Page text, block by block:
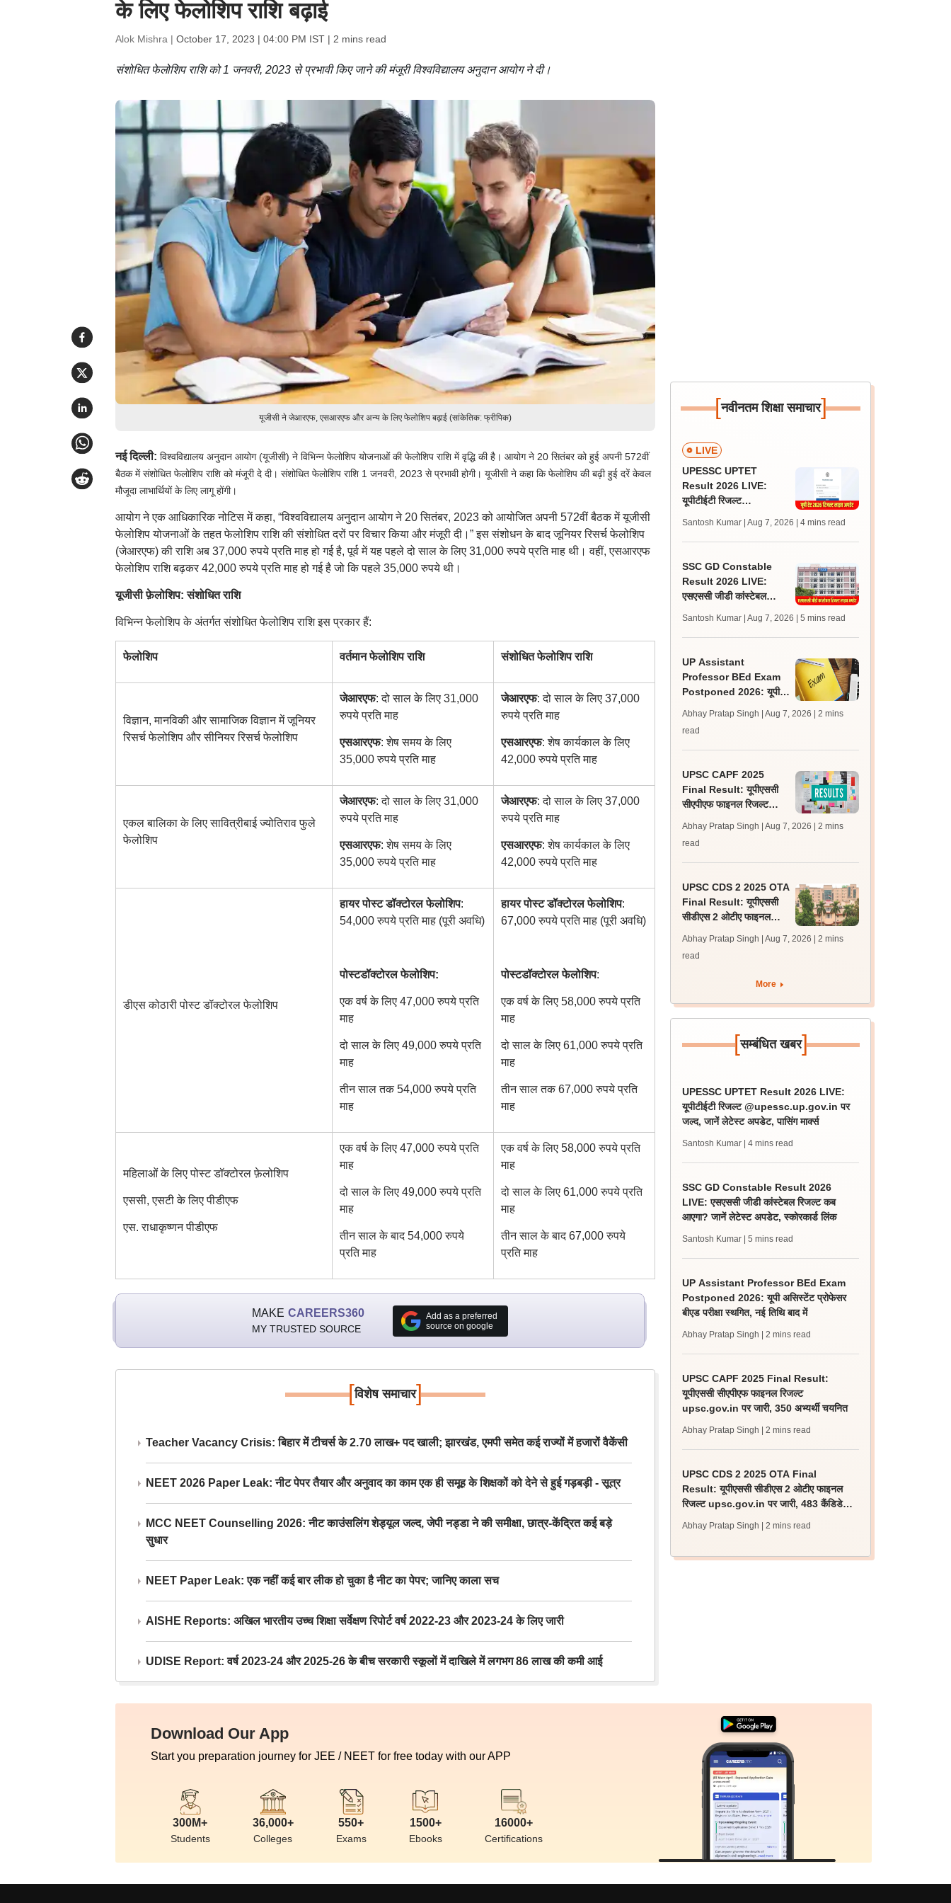
के लिए फेलोशिप राशि बढ़ाई
Alok Mishra | October 17, 2023 | 04:00 PM IST| 2 mins read
संशोधित फेलोशिप राशि को 1 जनवरी, 2023 से प्रभावी किए जाने की मंजूरी विश्वविद्यालय अनुदान आयोग ने दी।
यूजीसी ने जेआरएफ, एसआरएफ और अन्य के लिए फेलोशिप बढ़ाई (सांकेतिक: फ्रीपिक)
नई दिल्ली: विश्वविद्यालय अनुदान आयोग (यूजीसी) ने विभिन्न फेलोशिप योजनाओं की फेलोशिप राशि में वृद्धि की है। आयोग ने 20 सितंबर को हुई अपनी 572वीं
बैठक में संशोधित फेलोशिप राशि को मंजूरी दे दी। संशोधित फेलोशिप राशि 1 जनवरी, 2023 से प्रभावी होगी। यूजीसी ने कहा कि फेलोशिप की बढ़ी हुई दरें केवल
मौजूदा लाभार्थियों के लिए लागू होंगी।
आयोग ने एक आधिकारिक नोटिस में कहा, “विश्वविद्यालय अनुदान आयोग ने 20 सितंबर, 2023 को आयोजित अपनी 572वीं बैठक में यूजीसी
फेलोशिप योजनाओं के तहत फेलोशिप राशि की संशोधित दरों पर विचार किया और मंजूरी दी।” इस संशोधन के बाद जूनियर रिसर्च फेलोशिप
(जेआरएफ) की राशि अब 37,000 रुपये प्रति माह हो गई है, पूर्व में यह पहले दो साल के लिए 31,000 रुपये प्रति माह थी। वहीं, एसआरएफ
फेलोशिप राशि बढ़कर 42,000 रुपये प्रति माह हो गई है जो कि पहले 35,000 रुपये थी।
यूजीसी फ़ेलोशिप: संशोधित राशि
विभिन्न फेलोशिप के अंतर्गत संशोधित फेलोशिप राशि इस प्रकार हैं:
फेलोशिप वर्तमान फेलोशिप राशि संशोधित फेलोशिप राशि
विज्ञान, मानविकी और सामाजिक विज्ञान में जूनियर
रिसर्च फेलोशिप और सीनियर रिसर्च फेलोशिप
जेआरएफ: दो साल के लिए 31,000
रुपये प्रति माह
एसआरएफ: शेष समय के लिए
35,000 रुपये प्रति माह
जेआरएफ: दो साल के लिए 37,000
रुपये प्रति माह
एसआरएफ: शेष कार्यकाल के लिए
42,000 रुपये प्रति माह
एकल बालिका के लिए सावित्रीबाई ज्योतिराव फुले
फेलोशिप
जेआरएफ: दो साल के लिए 31,000
रुपये प्रति माह
एसआरएफ: शेष समय के लिए
35,000 रुपये प्रति माह
जेआरएफ: दो साल के लिए 37,000
रुपये प्रति माह
एसआरएफ: शेष कार्यकाल के लिए
42,000 रुपये प्रति माह
डीएस कोठारी पोस्ट डॉक्टोरल फेलोशिप
हायर पोस्ट डॉक्टोरल फेलोशिप:
54,000 रुपये प्रति माह (पूरी अवधि)
पोस्टडॉक्टोरल फेलोशिप:
एक वर्ष के लिए 47,000 रुपये प्रति
माह
दो साल के लिए 49,000 रुपये प्रति
माह
तीन साल तक 54,000 रुपये प्रति
माह
हायर पोस्ट डॉक्टोरल फेलोशिप:
67,000 रुपये प्रति माह (पूरी अवधि)
पोस्टडॉक्टोरल फेलोशिप:
एक वर्ष के लिए 58,000 रुपये प्रति
माह
दो साल के लिए 61,000 रुपये प्रति
माह
तीन साल तक 67,000 रुपये प्रति
माह
महिलाओं के लिए पोस्ट डॉक्टोरल फ़ेलोशिप
एससी, एसटी के लिए पीडीएफ
एस. राधाकृष्णन पीडीएफ
एक वर्ष के लिए 47,000 रुपये प्रति
माह
दो साल के लिए 49,000 रुपये प्रति
माह
तीन साल के बाद 54,000 रुपये
प्रति माह
एक वर्ष के लिए 58,000 रुपये प्रति
माह
दो साल के लिए 61,000 रुपये प्रति
माह
तीन साल के बाद 67,000 रुपये
प्रति माह
MAKE CAREERS360
MY TRUSTED SOURCE
Add as a preferred
source on google
[विशेष समाचार]
Teacher Vacancy Crisis: बिहार में टीचर्स के 2.70 लाख+ पद खाली; झारखंड, एमपी समेत कई राज्यों में हजारों वैकेंसी
NEET 2026 Paper Leak: नीट पेपर तैयार और अनुवाद का काम एक ही समूह के शिक्षकों को देने से हुई गड़बड़ी - सूत्र
MCC NEET Counselling 2026: नीट काउंसलिंग शेड्यूल जल्द, जेपी नड्डा ने की समीक्षा, छात्र-केंद्रित कई बड़े
सुधार
NEET Paper Leak: एक नहीं कई बार लीक हो चुका है नीट का पेपर; जानिए काला सच
AISHE Reports: अखिल भारतीय उच्च शिक्षा सर्वेक्षण रिपोर्ट वर्ष 2022-23 और 2023-24 के लिए जारी
UDISE Report: वर्ष 2023-24 और 2025-26 के बीच सरकारी स्कूलों में दाखिले में लगभग 86 लाख की कमी आई
[नवीनतम शिक्षा समाचार]
LIVE
UPESSC UPTET
Result 2026 LIVE:
यूपीटीईटी रिजल्ट
जल्द, जानें लेटेस्ट अपडेट,
पासिंग मार्क्स
Santosh Kumar | Aug 7, 2026 | 4 mins read
SSC GD Constable
Result 2026 LIVE:
एसएससी जीडी कांस्टेबल
लेटेस्ट अपडेट, स्कोरकार्ड लिंक
Santosh Kumar | Aug 7, 2026 | 5 mins read
UP Assistant
Professor BEd Exam
Postponed 2026: यूपी
स्थगित, नई तिथि बाद में
Abhay Pratap Singh | Aug 7, 2026
| 2 mins
read
UPSC CAPF 2025
Final Result: यूपीएससी
सीएपीएफ फाइनल रिजल्ट
350 अभ्यर्थी चयनित
Abhay Pratap Singh | Aug 7, 2026
| 2 mins
read
UPSC CDS 2 2025 OTA
Final Result: यूपीएससी
सीडीएस 2 ओटीए फाइनल
जारी, 483 कैंडिडेट चयनित
Abhay Pratap Singh | Aug 7, 2026
| 2 mins
read
More
[सम्बंधित खबर]
UPESSC UPTET Result 2026 LIVE:
यूपीटीईटी रिजल्ट @upessc.up.gov.in पर
जल्द, जानें लेटेस्ट अपडेट, पासिंग मार्क्स
Santosh Kumar | 4 mins read
SSC GD Constable Result 2026
LIVE: एसएससी जीडी कांस्टेबल रिजल्ट कब
आएगा? जानें लेटेस्ट अपडेट, स्कोरकार्ड लिंक
Santosh Kumar | 5 mins read
UP Assistant Professor BEd Exam
Postponed 2026: यूपी असिस्टेंट प्रोफेसर
बीएड परीक्षा स्थगित, नई तिथि बाद में
Abhay Pratap Singh | 2 mins read
UPSC CAPF 2025 Final Result:
यूपीएससी सीएपीएफ फाइनल रिजल्ट
upsc.gov.in पर जारी, 350 अभ्यर्थी चयनित
Abhay Pratap Singh | 2 mins read
UPSC CDS 2 2025 OTA Final
Result: यूपीएससी सीडीएस 2 ओटीए फाइनल
रिजल्ट upsc.gov.in पर जारी, 483 कैंडिडेट
Abhay Pratap Singh | 2 mins read
Download Our App
Start you preparation journey for JEE / NEET for free today with our APP
300M+
Students
36,000+
Colleges
550+
Exams
1500+
Ebooks
16000+
Certifications